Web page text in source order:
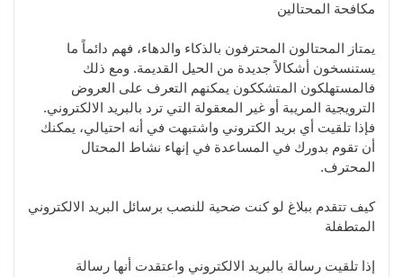
مكافحة المحتالين
يمتاز المحتالون المحترفون بالذكاء والدهاء، فهم دائماً ما
يستنسخون أشكالاً جديدة من الحيل القديمة. ومع ذلك
فالمستهلكون المتشككون يمكنهم التعرف على العروض
الترويجية المريبة أو غير المعقولة التي ترد بالبريد الالكتروني.
فإذا تلقيت أي بريد الكتروني واشتبهت في أنه احتيالي، يمكنك
أن تقوم بدورك في المساعدة في إنهاء نشاط المحتال
المحترف.
كيف تتقدم ببلاغ لو كنت ضحية للنصب برسائل البريد الالكتروني
المتطفلة
إذا تلقيت رسالة بالبريد الالكتروني واعتقدت أنها رسالة